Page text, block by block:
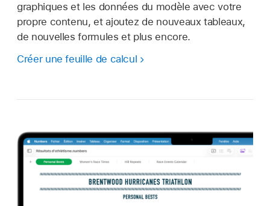
graphiques et les données du modèle avec votre
propre contenu, et ajoutez de nouveaux tableaux,
de nouvelles formules et plus encore.
Créer une feuille de calcul